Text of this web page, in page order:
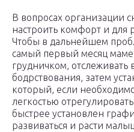
В вопросах организации
настроить комфорт и для
Чтобы в дальнейшем
самый первый месяц маме
грудничком,
бодрствования, затем
который, если
легкостью
быстрее установлен
развиваться и расти